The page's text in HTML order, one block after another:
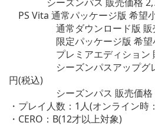
PS Vita 通常パッケージ版 希望
通常ダウンロード版 販売
限定パッケージ版 希望小
プレミアエディション 販
シーズンパスアップグレ
円(税込)
シーズンパス 販売価格
・プレイ人数：1人(オンライン時
・CERO：B(12才以上対象)